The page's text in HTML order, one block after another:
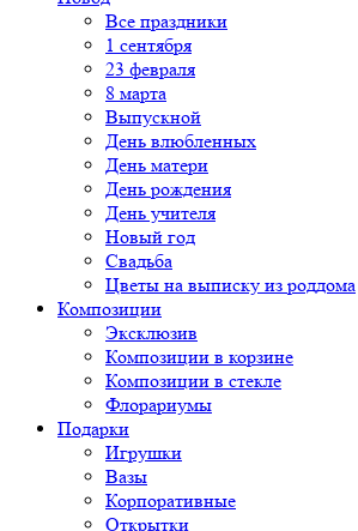
Все праздники
1 сентября
23 февраля
8 марта
Выпускной
День влюбленных
День матери
День рождения
День учителя
Новый год
Свадьба
Цветы на выписку из роддома
Композиции
Эксклюзив
Композиции в корзине
Композиции в стекле
Флорариумы
Подарки
Игрушки
Вазы
Корпоративные
Открытки